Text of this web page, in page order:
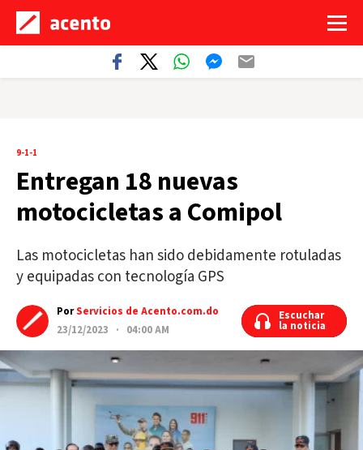
9-1-1
Entregan 18 nuevas
motocicletas a Comipol
Las motocicletas han sido debidamente rotuladas
y equipadas con tecnología GPS
PorServicios de Acento.com.do
23/12/2023 · 04:00 AM
Escuchar
la noticia
Escuchar
la noticia